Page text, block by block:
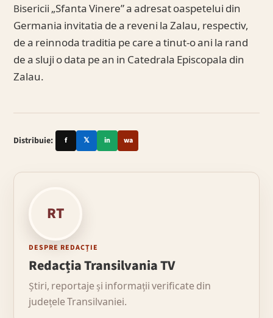
Bisericii „Sfanta Vinere” a adresat oaspetelui din
Germania invitatia de a reveni la Zalau, respectiv,
de a reinnoda traditia pe care a tinut-o ani la rand
de a sluji o data pe an in Catedrala Episcopala din
Zalau.
Distribuie: f 𝕏 in wa
RT
DESPRE REDACȚIE
Redacția Transilvania TV
Știri, reportaje și informații verificate din
județele Transilvaniei.